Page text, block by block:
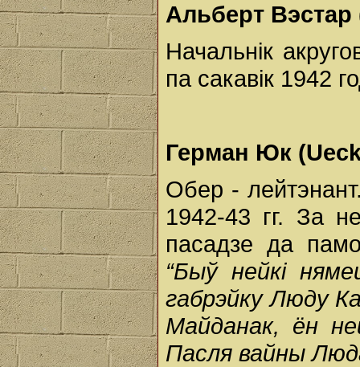
Альберт Вэстар
Начальнік
па сакавік 1942
Герман Юк
Обер -
1942-43 гг. За
пасадзе да
“Быў нейкі
габрэйку Люду
Майданак, ён
Пасля вайны